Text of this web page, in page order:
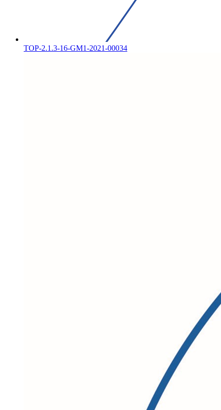
TOP-2.1.3-16-GM1-2021-00034